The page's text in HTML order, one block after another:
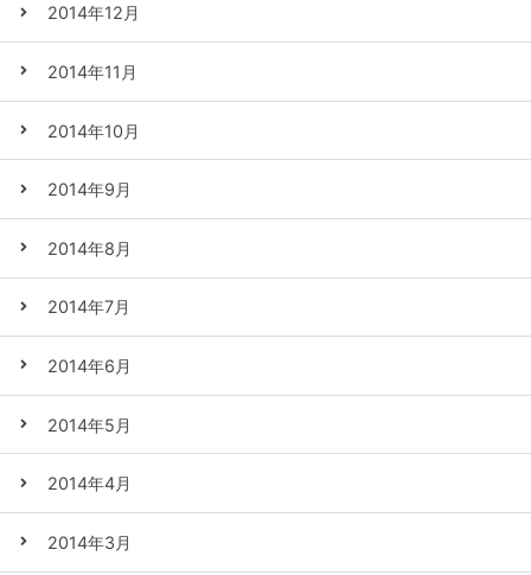
2014年12月
2014年11月
2014年10月
2014年9月
2014年8月
2014年7月
2014年6月
2014年5月
2014年4月
2014年3月